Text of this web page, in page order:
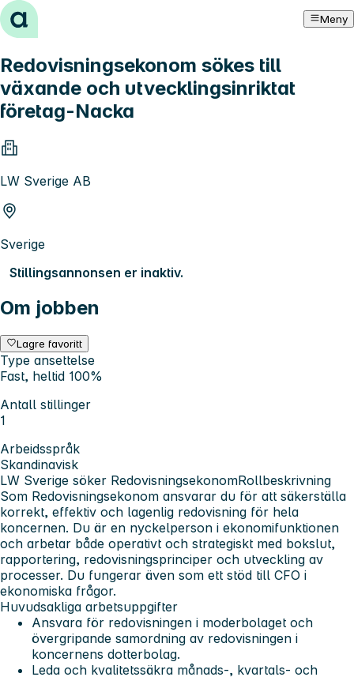
Hopp til innhold Meny
Redovisningsekonom sökes till
växande och utvecklingsinriktat
företag-Nacka
LW Sverige AB
Sverige
Stillingsannonsen er inaktiv.
Om jobben
Lagre favoritt
Type ansettelse
Fast, heltid 100%
Antall stillinger
1
Arbeidsspråk
Skandinavisk
LW Sverige söker RedovisningsekonomRollbeskrivning
Som Redovisningsekonom ansvarar du för att säkerställa
korrekt, effektiv och lagenlig redovisning för hela
koncernen. Du är en nyckelperson i ekonomifunktionen
och arbetar både operativt och strategiskt med bokslut,
rapportering, redovisningsprinciper och utveckling av
processer. Du fungerar även som ett stöd till CFO i
ekonomiska frågor.
Huvudsakliga arbetsuppgifter
Ansvara för redovisningen i moderbolaget och
övergripande samordning av redovisningen i
koncernens dotterbolag.
Leda och kvalitetssäkra månads-, kvartals- och